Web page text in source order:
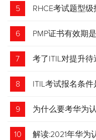
介绍
5 RHCE考试题型
考试 变化请悉知
6 PMP证书有效期
7 考了ITIL对提升待
8 ITIL考试报名条件
9 为什么要考华为
10 解读:2021年华为